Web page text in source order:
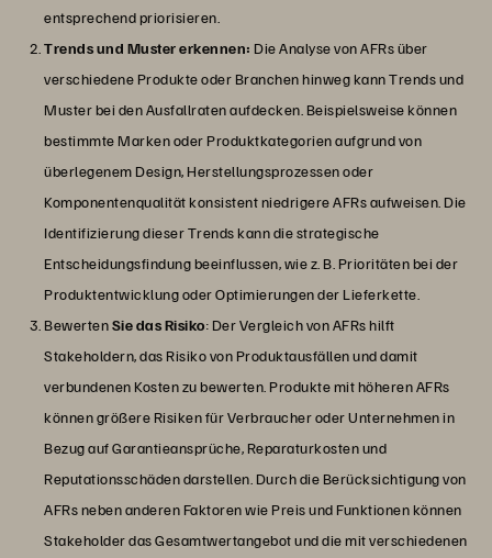
entsprechend priorisieren.
Trends und Muster erkennen: Die Analyse von AFRs über
verschiedene Produkte oder Branchen hinweg kann Trends und
Muster bei den Ausfallraten aufdecken. Beispielsweise können
bestimmte Marken oder Produktkategorien aufgrund von
überlegenem Design, Herstellungsprozessen oder
Komponentenqualität konsistent niedrigere AFRs aufweisen. Die
Identifizierung dieser Trends kann die strategische
Entscheidungsfindung beeinflussen, wie z. B. Prioritäten bei der
Produktentwicklung oder Optimierungen der Lieferkette.
BewertenSie das Risiko: Der Vergleich von AFRs hilft
Stakeholdern, das Risiko von Produktausfällen und damit
verbundenen Kosten zu bewerten. Produkte mit höheren AFRs
können größere Risiken für Verbraucher oder Unternehmen in
Bezug auf Garantieansprüche, Reparaturkosten und
Reputationsschäden darstellen. Durch die Berücksichtigung von
AFRs neben anderen Faktoren wie Preis und Funktionen können
Stakeholder das Gesamtwertangebot und die mit verschiedenen